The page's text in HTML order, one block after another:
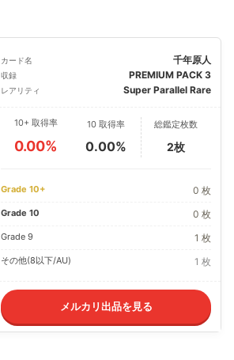
カード名 千年原人
収録 PREMIUM PACK 3
レアリティ Super Parallel Rare
10+ 取得率
0.00%
10 取得率
0.00%
総鑑定枚数
2枚
Grade 10+ 0 枚
Grade 10 0 枚
Grade 9 1 枚
その他(8以下/AU) 1 枚
メルカリ出品を見る